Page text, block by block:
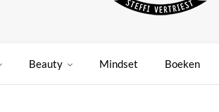
Beauty Mindset Boeken